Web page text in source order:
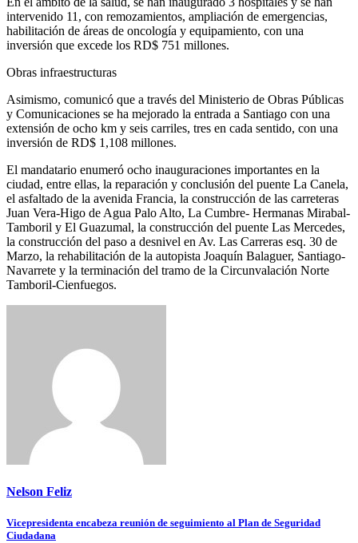
intervenido 11, con remozamientos, ampliación de emergencias,
habilitación de áreas de oncología y equipamiento, con una
inversión que excede los RD$ 751 millones.
Obras infraestructuras
Asimismo, comunicó que a través del Ministerio de Obras Públicas
y Comunicaciones se ha mejorado la entrada a Santiago con una
extensión de ocho km y seis carriles, tres en cada sentido, con una
inversión de RD$ 1,108 millones.
El mandatario enumeró ocho inauguraciones importantes en la
ciudad, entre ellas, la reparación y conclusión del puente La Canela,
el asfaltado de la avenida Francia, la construcción de las carreteras
Juan Vera-Higo de Agua Palo Alto, La Cumbre- Hermanas Mirabal-
Tamboril y El Guazumal, la construcción del puente Las Mercedes,
la construcción del paso a desnivel en Av. Las Carreras esq. 30 de
Marzo, la rehabilitación de la autopista Joaquín Balaguer, Santiago-
Navarrete y la terminación del tramo de la Circunvalación Norte
Tamboril-Cienfuegos.
Nelson Feliz
Navegación
Vicepresidenta encabeza reunión de seguimiento al Plan de Seguridad
Ciudadana